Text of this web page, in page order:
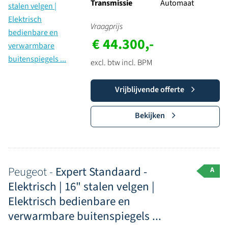
Transmissie
Automaat
Vraagprijs
€ 44.300,-
excl. btw incl. BPM
Vrijblijvende offerte
Bekijken
Peugeot - Expert Standaard -
Elektrisch | 16" stalen velgen |
Elektrisch bedienbare en
verwarmbare buitenspiegels ...
A